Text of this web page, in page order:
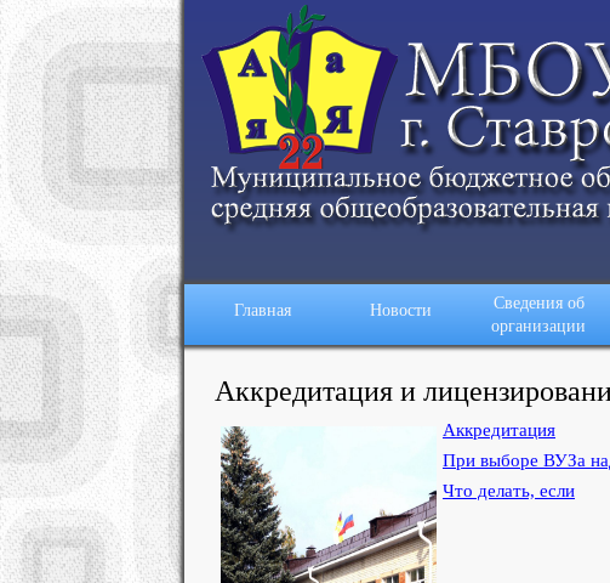
Главная Новости Сведения об
организации
Аккредитация и
Аккредитация
При выборе ВУЗа
Что делать, если